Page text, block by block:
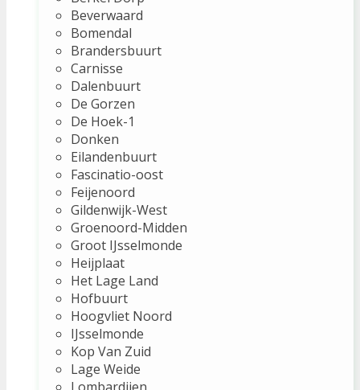
Beverwaard
Bomendal
Brandersbuurt
Carnisse
Dalenbuurt
De Gorzen
De Hoek-1
Donken
Eilandenbuurt
Fascinatio-oost
Feijenoord
Gildenwijk-West
Groenoord-Midden
Groot IJsselmonde
Heijplaat
Het Lage Land
Hofbuurt
Hoogvliet Noord
IJsselmonde
Kop Van Zuid
Lage Weide